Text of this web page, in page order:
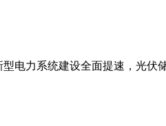
电力系统建设全面提速，光伏